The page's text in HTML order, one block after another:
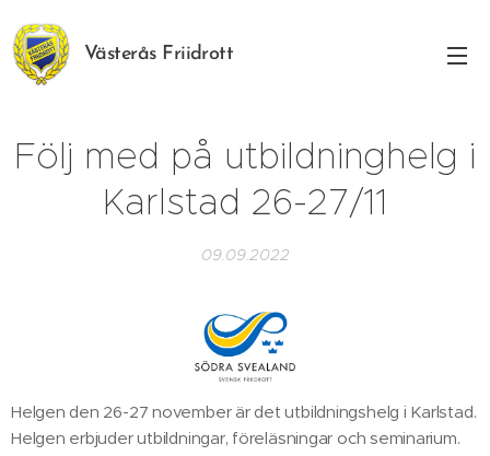
Västerås Friidrott
Följ med på utbildninghelg i
Karlstad 26-27/11
09.09.2022
Helgen den 26-27 november är det utbildningshelg i Karlstad.
Helgen erbjuder utbildningar, föreläsningar och seminarium.